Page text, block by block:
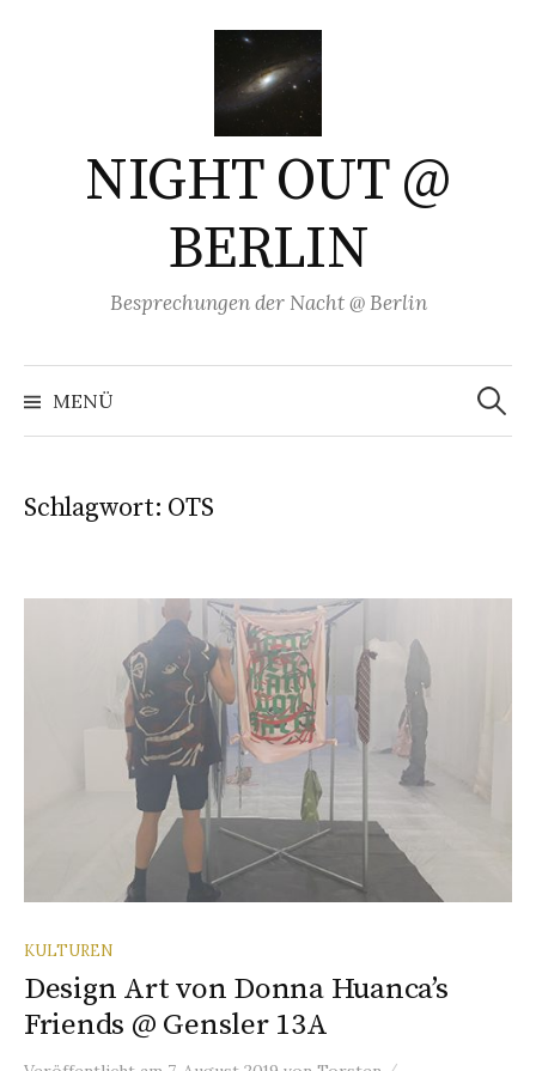
NIGHT OUT @
BERLIN
Besprechungen der Nacht @ Berlin
MENÜ
Suchen
nach:
Schlagwort: OTS
KULTUREN
Design Art von Donna Huanca’s
Friends @ Gensler 13A